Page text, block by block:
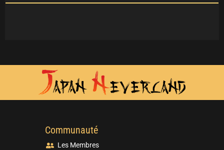
Communauté
Les Membres